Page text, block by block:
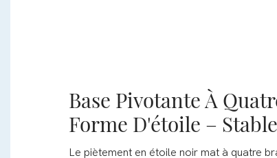
Base Pivotante À
Forme D'étoile –
Le piètement en étoile noir mat à quatre